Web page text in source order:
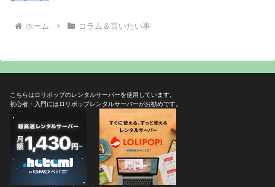
ホーム コラム＆言いたい事
こちらはロリポップのレンタルサーバーを使用しています。
初心者・入門にはロリポップレンタルサーバーがお勧めです。